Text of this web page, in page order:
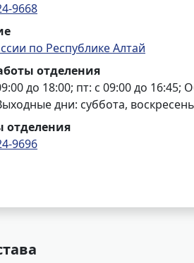
9668
по Республике Алтай
отделения
до 18:00; пт: с 09:00 до
дни: суббота,
отделения
9696